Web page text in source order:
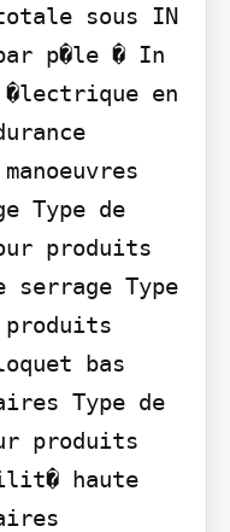
sous IN
p�le � In
�lectrique en
Type de
produits
serrage Type
bas
Type de
produits
haute